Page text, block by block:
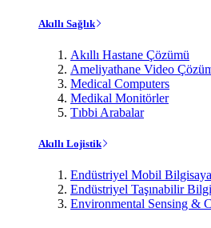
Akıllı Sağlık
Akıllı Hastane Çözümü
Ameliyathane Video
Medical Computers
Medikal Monitörler
Tıbbi Arabalar
Akıllı Lojistik
Endüstriyel Mobil
Endüstriyel Taşınabilir
Environmental Sensing &